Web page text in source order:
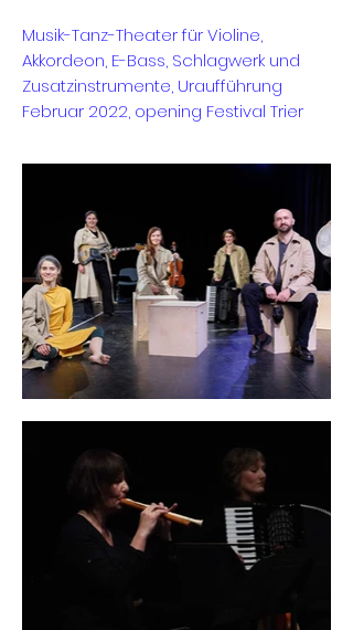
Musik-Tanz-Theater für Violine,
Akkordeon, E-Bass, Schlagwerk und
Zusatzinstrumente, Uraufführung
Februar 2022, opening Festival Trier